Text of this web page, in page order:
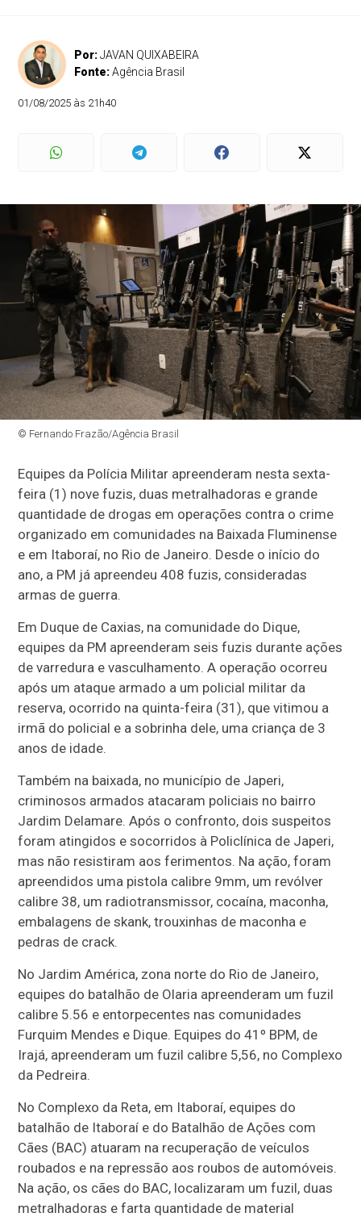
Por:JAVAN QUIXABEIRA
Fonte:Agência Brasil
01/08/2025 às 21h40
© Fernando Frazão/Agência Brasil
Equipes da Polícia Militar apreenderam nesta sexta-
feira (1) nove fuzis, duas metralhadoras e grande
quantidade de drogas em operações contra o crime
organizado em comunidades na Baixada Fluminense
e em Itaboraí, no Rio de Janeiro. Desde o início do
ano, a PM já apreendeu 408 fuzis, consideradas
armas de guerra.
Em Duque de Caxias, na comunidade do Dique,
equipes da PM apreenderam seis fuzis durante ações
de varredura e vasculhamento. A operação ocorreu
após um ataque armado a um policial militar da
reserva, ocorrido na quinta-feira (31), que vitimou a
irmã do policial e a sobrinha dele, uma criança de 3
anos de idade.
Também na baixada, no município de Japeri,
criminosos armados atacaram policiais no bairro
Jardim Delamare. Após o confronto, dois suspeitos
foram atingidos e socorridos à Policlínica de Japeri,
mas não resistiram aos ferimentos. Na ação, foram
apreendidos uma pistola calibre 9mm, um revólver
calibre 38, um radiotransmissor, cocaína, maconha,
embalagens de skank, trouxinhas de maconha e
pedras de crack.
No Jardim América, zona norte do Rio de Janeiro,
equipes do batalhão de Olaria apreenderam um fuzil
calibre 5.56 e entorpecentes nas comunidades
Furquim Mendes e Dique. Equipes do 41º BPM, de
Irajá, apreenderam um fuzil calibre 5,56, no Complexo
da Pedreira.
No Complexo da Reta, em Itaboraí, equipes do
batalhão de Itaboraí e do Batalhão de Ações com
Cães (BAC) atuaram na recuperação de veículos
roubados e na repressão aos roubos de automóveis.
Na ação, os cães do BAC, localizaram um fuzil, duas
metralhadoras e farta quantidade de material